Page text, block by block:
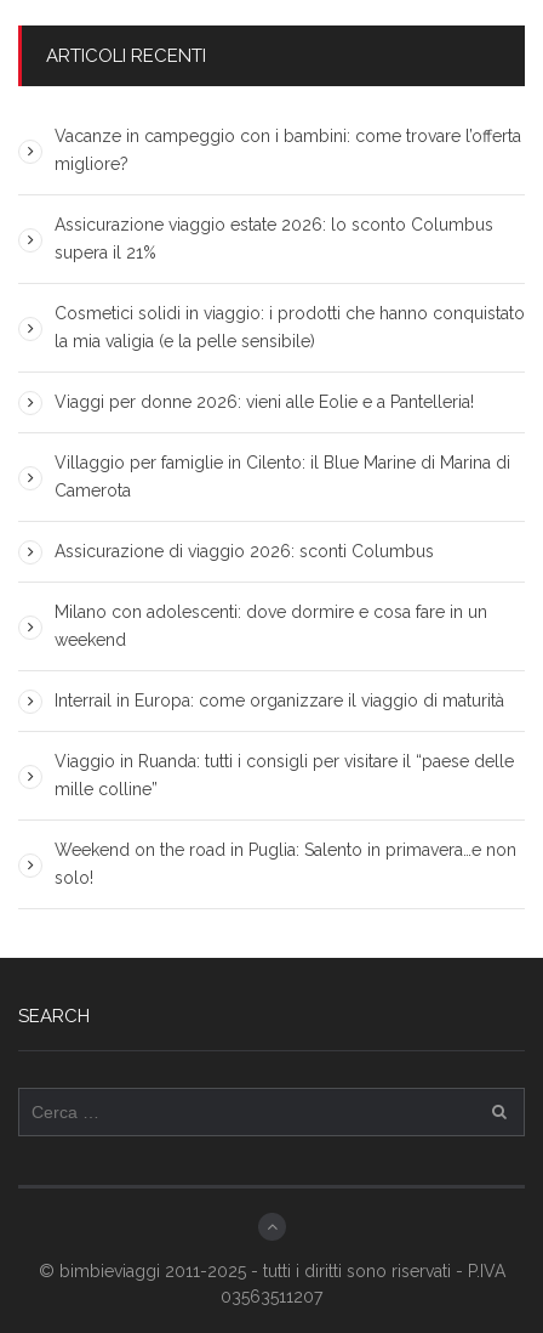
ARTICOLI RECENTI
Vacanze in campeggio con i bambini: come trovare l’offerta
migliore?
Assicurazione viaggio estate 2026: lo sconto Columbus
supera il 21%
Cosmetici solidi in viaggio: i prodotti che hanno conquistato
la mia valigia (e la pelle sensibile)
Viaggi per donne 2026: vieni alle Eolie e a Pantelleria!
Villaggio per famiglie in Cilento: il Blue Marine di Marina di
Camerota
Assicurazione di viaggio 2026: sconti Columbus
Milano con adolescenti: dove dormire e cosa fare in un
weekend
Interrail in Europa: come organizzare il viaggio di maturità
Viaggio in Ruanda: tutti i consigli per visitare il “paese delle
mille colline”
Weekend on the road in Puglia: Salento in primavera…e non
solo!
SEARCH
per:
© bimbieviaggi 2011-2025 - tutti i diritti sono riservati - P.IVA
03563511207